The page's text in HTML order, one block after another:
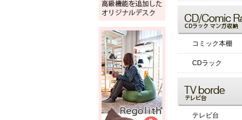
コミック本棚
CDラック
テレビ台